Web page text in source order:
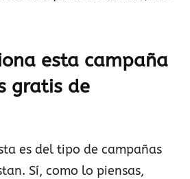
esta campaña
gratis de
es del tipo de campañas
Sí, como lo piensas,